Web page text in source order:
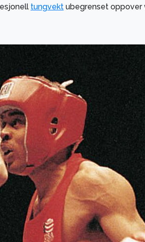
tungvekt ubegrenset oppover